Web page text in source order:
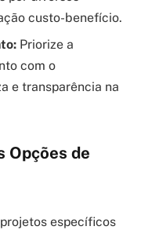
custo-benefício.
Priorize a
com o
e transparência na
Opções de
específicos